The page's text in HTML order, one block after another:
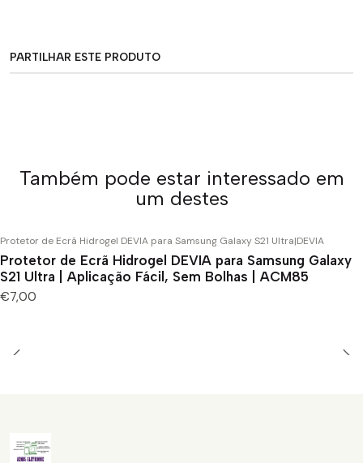
PARTILHAR ESTE PRODUTO
Também pode estar interessado em
um destes
Protetor de Ecrã Hidrogel DEVIA para Samsung Galaxy S21 Ultra|DEVIA
Protetor de Ecrã Hidrogel DEVIA para Samsung Galaxy
S21 Ultra | Aplicação Fácil, Sem Bolhas | ACM85
€7,00